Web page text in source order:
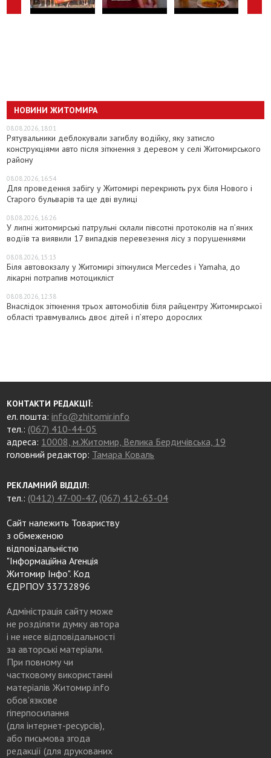
НОВИНИ ЖИТОМИРА
08.08.2026, 18:01
Рятувальники деблокували загиблу водійку, яку затисло
конструкціями авто після зіткнення з деревом у селі Житомирського
району
08.08.2026, 16:54
Для проведення забігу у Житомирі перекриють рух біля Нового і
Старого бульварів та ще дві вулиці
08.08.2026, 16:26
У липні житомирські патрульні склали півсотні протоколів на пʼяних
водіїв та виявили 17 випадків перевезення лісу з порушеннями
08.08.2026, 15:13
Біля автовокзалу у Житомирі зіткнулися Mercedes і Yamaha, до
лікарні потрапив мотоцикліст
08.08.2026, 12:38
Внаслідок зіткнення трьох автомобілів біля райцентру Житомирської
області травмувались двоє дітей і пʼятеро дорослих
КОНТАКТИ РЕДАКЦІЇ:
ел. пошта:info@zhitomir.info
тел.: (067) 410-44-05
адреса: 10008, м.Житомир, Велика Бердичівська, 19
головний редактор: Тамара Коваль
РЕКЛАМНИЙ ВІДДІЛ:
тел.: (0412) 47-00-47, (067) 412-63-04
Сайт належить Товариству
з обмеженою
відповідальністю
"Інформаційна Агенція
Житомир Інфо". Код
ЄДРПОУ 33732896
Адміністрація сайту може
не розділяти думку автора
і не несе відповідальності
за авторські матеріали.
При повному чи
частковому використанні
матеріалів Житомир.info
обов’язкове
гіперпосилання
(для інтернет-ресурсів),
або письмова згода
редакції (для друкованих